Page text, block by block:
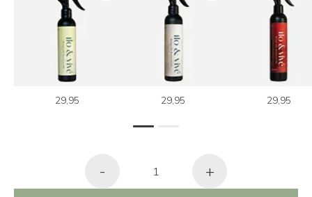
29,95 29,95 29,95
1
- +